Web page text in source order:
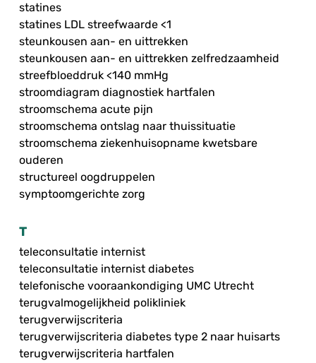
statines
statines LDL streefwaarde <1
steunkousen aan- en uittrekken
steunkousen aan- en uittrekken zelfredzaamheid
streefbloeddruk <140 mmHg
stroomdiagram diagnostiek hartfalen
stroomschema acute pijn
stroomschema ontslag naar thuissituatie
stroomschema ziekenhuisopname kwetsbare
ouderen
structureel oogdruppelen
symptoomgerichte zorg
T
teleconsultatie internist
teleconsultatie internist diabetes
telefonische vooraankondiging UMC Utrecht
terugvalmogelijkheid polikliniek
terugverwijscriteria
terugverwijscriteria diabetes type 2 naar huisarts
terugverwijscriteria hartfalen